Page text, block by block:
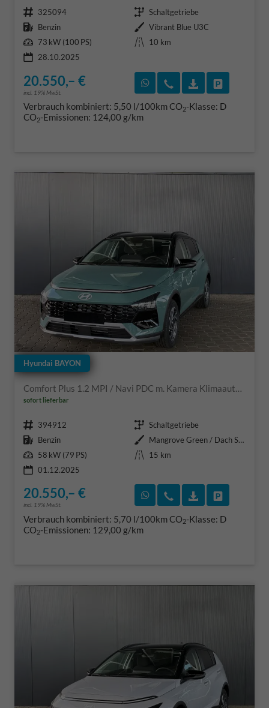
Fahrzeugnr. 325094 Getriebe Schaltgetriebe
Kraftstoff Benzin Außenfarbe Vibrant Blue U3C
Leistung 73 kW (100 PS) Kilometerstand
10 km
28.10.2025
20.550,– €
incl. 19% MwSt.
Rückruf vereinbaren
Wir rufen Sie an
Verbrauch kombiniert: 5,50 l/100kmCO2-Klasse: D
CO2-Emissionen: 124,00 g/km
Hyundai BAYON
Comfort Plus 1.2 MPI / Navi PDC m. Kamera Klimaautom./ LED Sitz & Lenkr.Heiz/ Alu16
sofort lieferbar
Fahrzeugnr. 394912 Getriebe Schaltgetriebe
Kraftstoff Benzin Außenfarbe
Mangrove Green / Dach Schwarz
Leistung 58 kW (79 PS) Kilometerstand
15 km
01.12.2025
20.550,– €
incl. 19% MwSt.
Rückruf vereinbaren
Wir rufen Sie an
Verbrauch kombiniert: 5,70 l/100kmCO2-Klasse: D
CO2-Emissionen: 129,00 g/km